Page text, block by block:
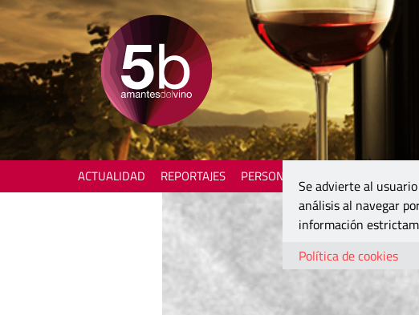
ACTUALIDAD REPORTAJES PERSONAJES
Se advierte al
análisis al navegar
información
Política de cookies